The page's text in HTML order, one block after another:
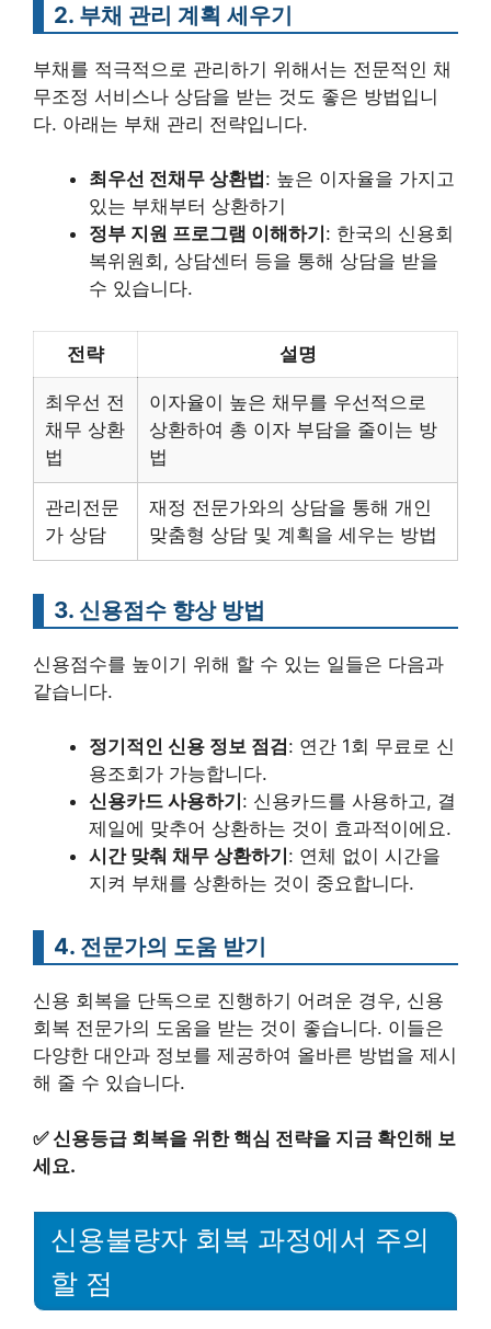
2. 부채 관리 계획 세우기
부채를 적극적으로 관리하기 위해서는 전문적인 채
무조정 서비스나 상담을 받는 것도 좋은 방법입니
다. 아래는 부채 관리 전략입니다.
최우선 전채무 상환법 : 높은 이자율을 가지고
있는 부채부터 상환하기
정부 지원 프로그램 이해하기 : 한국의 신용회
복위원회, 상담센터 등을 통해 상담을 받을
수 있습니다.
전략 설명
최우선 전
채무 상환
법
이자율이 높은 채무를 우선적으로
상환하여 총 이자 부담을 줄이는 방
법
관리전문
가 상담
재정 전문가와의 상담을 통해 개인
맞춤형 상담 및 계획을 세우는 방법
3. 신용점수 향상 방법
신용점수를 높이기 위해 할 수 있는 일들은 다음과
같습니다.
정기적인 신용 정보 점검 : 연간 1회 무료로 신
용조회가 가능합니다.
신용카드 사용하기 : 신용카드를 사용하고, 결
제일에 맞추어 상환하는 것이 효과적이에요.
시간 맞춰 채무 상환하기 : 연체 없이 시간을
지켜 부채를 상환하는 것이 중요합니다.
4. 전문가의 도움 받기
신용 회복을 단독으로 진행하기 어려운 경우, 신용
회복 전문가의 도움을 받는 것이 좋습니다. 이들은
다양한 대안과 정보를 제공하여 올바른 방법을 제시
해 줄 수 있습니다.
✅신용등급 회복을 위한 핵심 전략을 지금 확인해 보
세요.
신용불량자 회복 과정에서 주의
할 점